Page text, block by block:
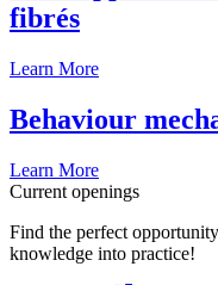
fibrés
Learn More
Behaviour
Learn More
Current openings
Find the perfect
knowledge into practice!